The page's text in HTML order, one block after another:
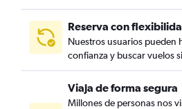
Reserva con
Nuestros usuarios pueden
confianza y buscar vuelos
Viaja de forma segura
Millones de personas nos